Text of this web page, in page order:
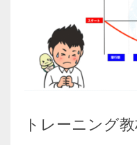
トレーニング